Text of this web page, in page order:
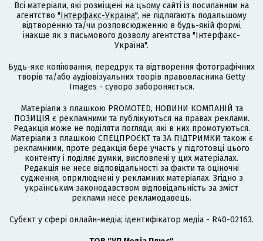
Всі матеріали, які розміщені на цьому сайті із посиланням на
агентство "Інтерфакс-Україна", не підлягають подальшому
відтворенню та/чи розповсюдженню в будь-якій формі,
інакше як з письмового дозволу агентства "Інтерфакс-
Україна".
Будь-яке копіювання, передрук та відтворення фотографічних
творів та/або аудіовізуальних творів правовласника Getty
Images - суворо забороняється.
Матеріали з плашкою PROMOTED, НОВИНИ КОМПАНІЙ та
ПОЗИЦІЯ є рекламними та публікуються на правах реклами.
Редакція може не поділяти погляди, які в них промотуються.
Матеріали з плашкою СПЕЦПРОЄКТ та ЗА ПІДТРИМКИ також є
рекламними, проте редакція бере участь у підготовці цього
контенту і поділяє думки, висловлені у цих матеріалах.
Редакція не несе відповідальності за факти та оціночні
судження, оприлюднені у рекламних матеріалах. Згідно з
українським законодавством відповідальність за зміст
реклами несе рекламодавець.
Cубєкт у сфері онлайн-медіа; ідентифікатор медіа - R40-02163.